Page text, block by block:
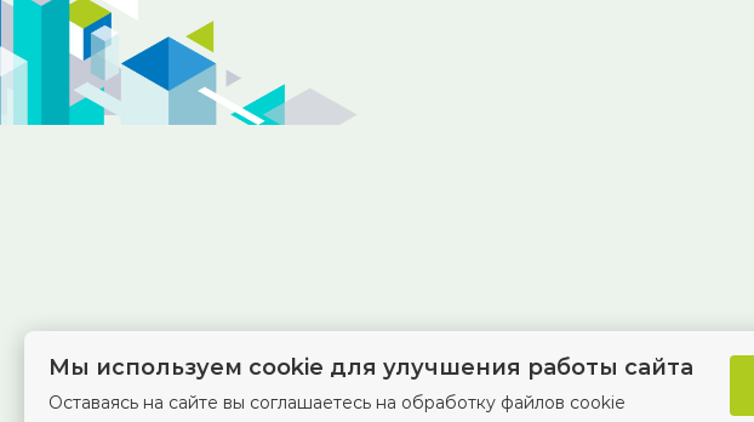
Мы используем cookie для улучшения работы сайта
Оставаясь на сайте вы соглашаетесь на обработку файлов cookie